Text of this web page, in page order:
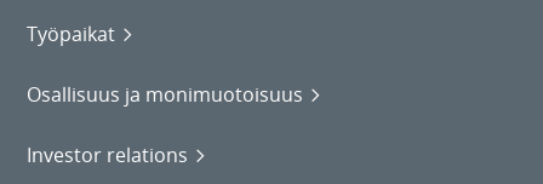
Työpaikat
Osallisuus ja monimuotoisuus
Investor relations